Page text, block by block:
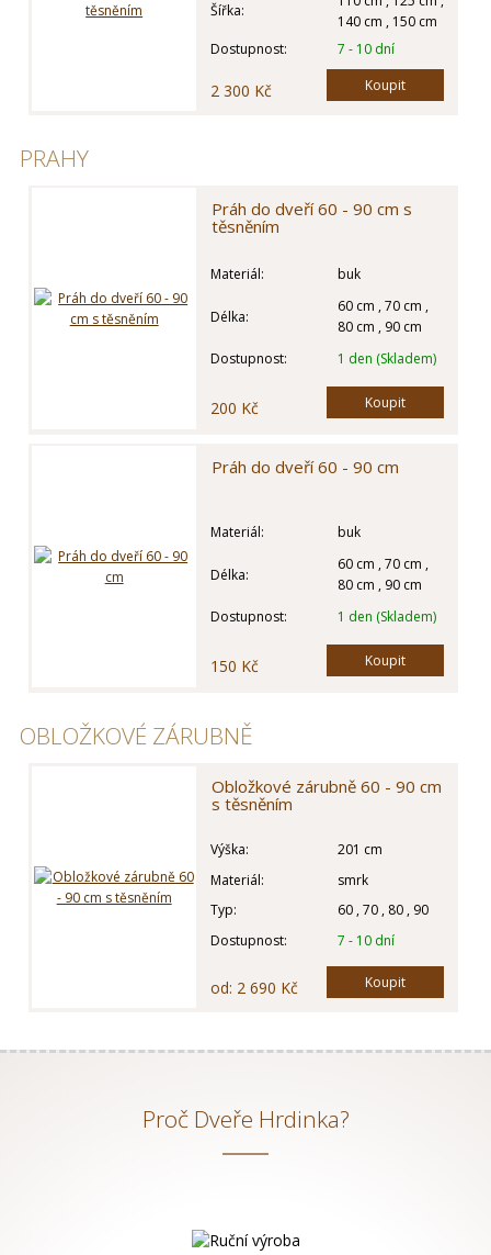
Šířka:
140 cm , 150 cm
Dostupnost:
7 - 10 dní
2 300 Kč Koupit
PRAHY
Práh do dveří 60 - 90 cm s
těsněním
Materiál: buk
Délka:
60 cm , 70 cm ,
80 cm , 90 cm
Dostupnost:
1 den (Skladem)
200 Kč Koupit
Práh do dveří 60 - 90 cm
Materiál: buk
Délka:
60 cm , 70 cm ,
80 cm , 90 cm
Dostupnost:
1 den (Skladem)
150 Kč Koupit
OBLOŽKOVÉ ZÁRUBNĚ
Obložkové zárubně 60 - 90 cm
s těsněním
Výška:
201 cm
Materiál:
smrk
Typ:
60 , 70 , 80 , 90
Dostupnost:
7 - 10 dní
od: 2 690 Kč Koupit
Proč Dveře Hrdinka?